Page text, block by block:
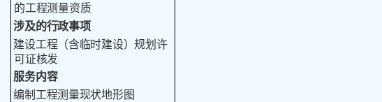
的工程测量资质
涉及的行政事项
建设工程（含临时建设）规划许
可证核发
服务内容
编制工程测量现状地形图